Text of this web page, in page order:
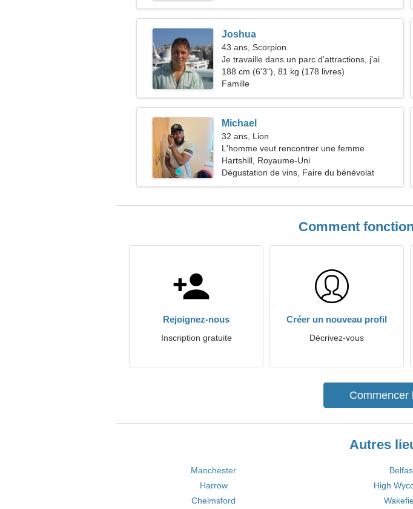
Joshua
43 ans, Scorpion
Je travaille dans un parc d'attractions, j'ai
besoin d'une femme fantastique
188 cm (6'3"), 81 kg (178 livres)
Famille
Michael
32 ans, Lion
L'homme veut rencontrer une femme
Hartshill, Royaume-Uni
Dégustation de vins, Faire du bénévolat
Comment
Rejoignez-nous
Inscription gratuite
Créer un nouveau profil
Décrivez-vous
Commencer
Autres
Manchester
Harrow
High
Chelmsford